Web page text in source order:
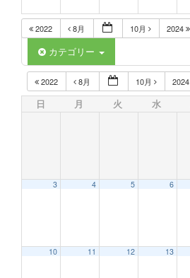
2022 8月 10月 2024
カテゴリー
2022 8月 10月 2024
日 月 火 水
3 4 5 6
10 11 12 13